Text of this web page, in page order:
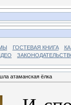
ГОСТЕВАЯ КНИГА
атаманская ёлка